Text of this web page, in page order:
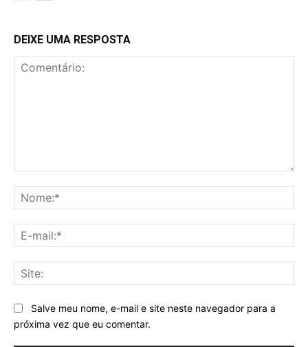
DEIXE UMA RESPOSTA
Salve meu nome, e-mail e site neste navegador para a
próxima vez que eu comentar.